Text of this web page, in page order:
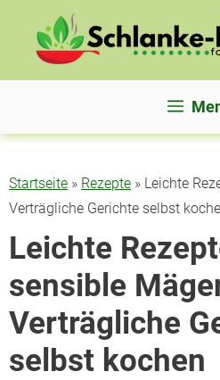
Inhalt
Startseite » Rezepte » Leichte
Verträgliche Gerichte selbst
Leichte
sensible
Verträgliche
selbst kochen